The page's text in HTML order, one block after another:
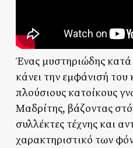
Ένας μυστηριώδης
κάνει την εμφάνισή του
πλούσιους κατοίκους
Μαδρίτης, βάζοντας
συλλέκτες τέχνης και
χαρακτηριστικό των